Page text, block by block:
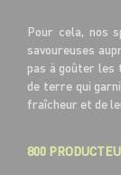
Pour cela, nos
savoureuses
pas à goûter les
de terre qui
fraîcheur et de
800